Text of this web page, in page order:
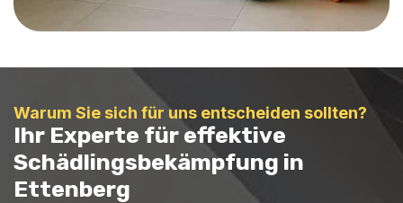
Warum Sie sich für uns entscheiden sollten?
Ihr Experte für effektive
Schädlingsbekämpfung in
Ettenberg